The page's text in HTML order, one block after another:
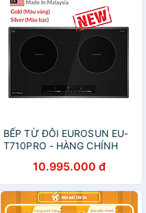
BẾP TỪ ĐÔI EUROSUN EU-
T710PRO - HÀNG CHÍNH
10.995.000 đ